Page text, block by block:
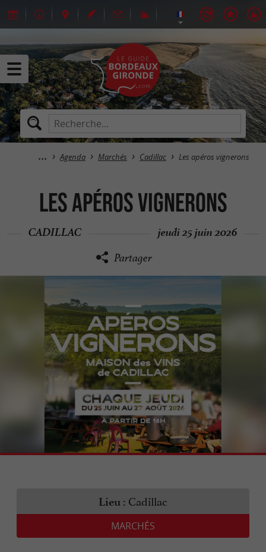
Agenda Marchés Cadillac Les apéros vignerons
Les apéros vignerons
CADILLAC jeudi 25 juin 2026
Partager
Lieu : Cadillac
MARCHÉS